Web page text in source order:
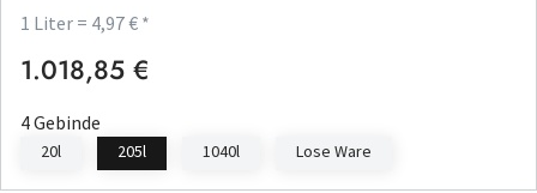
1 Liter = 4,97 € *
Regulärer Preis:
1.018,85 €
4 Gebinde
20l 205l 1040l Lose Ware